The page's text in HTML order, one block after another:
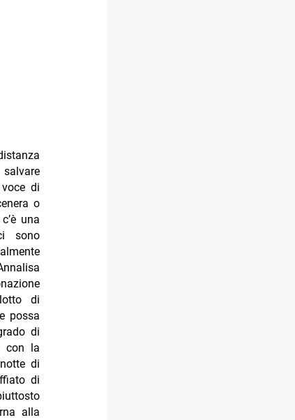
di
o
una
sono
di
possa
di
con la
di
di
alla